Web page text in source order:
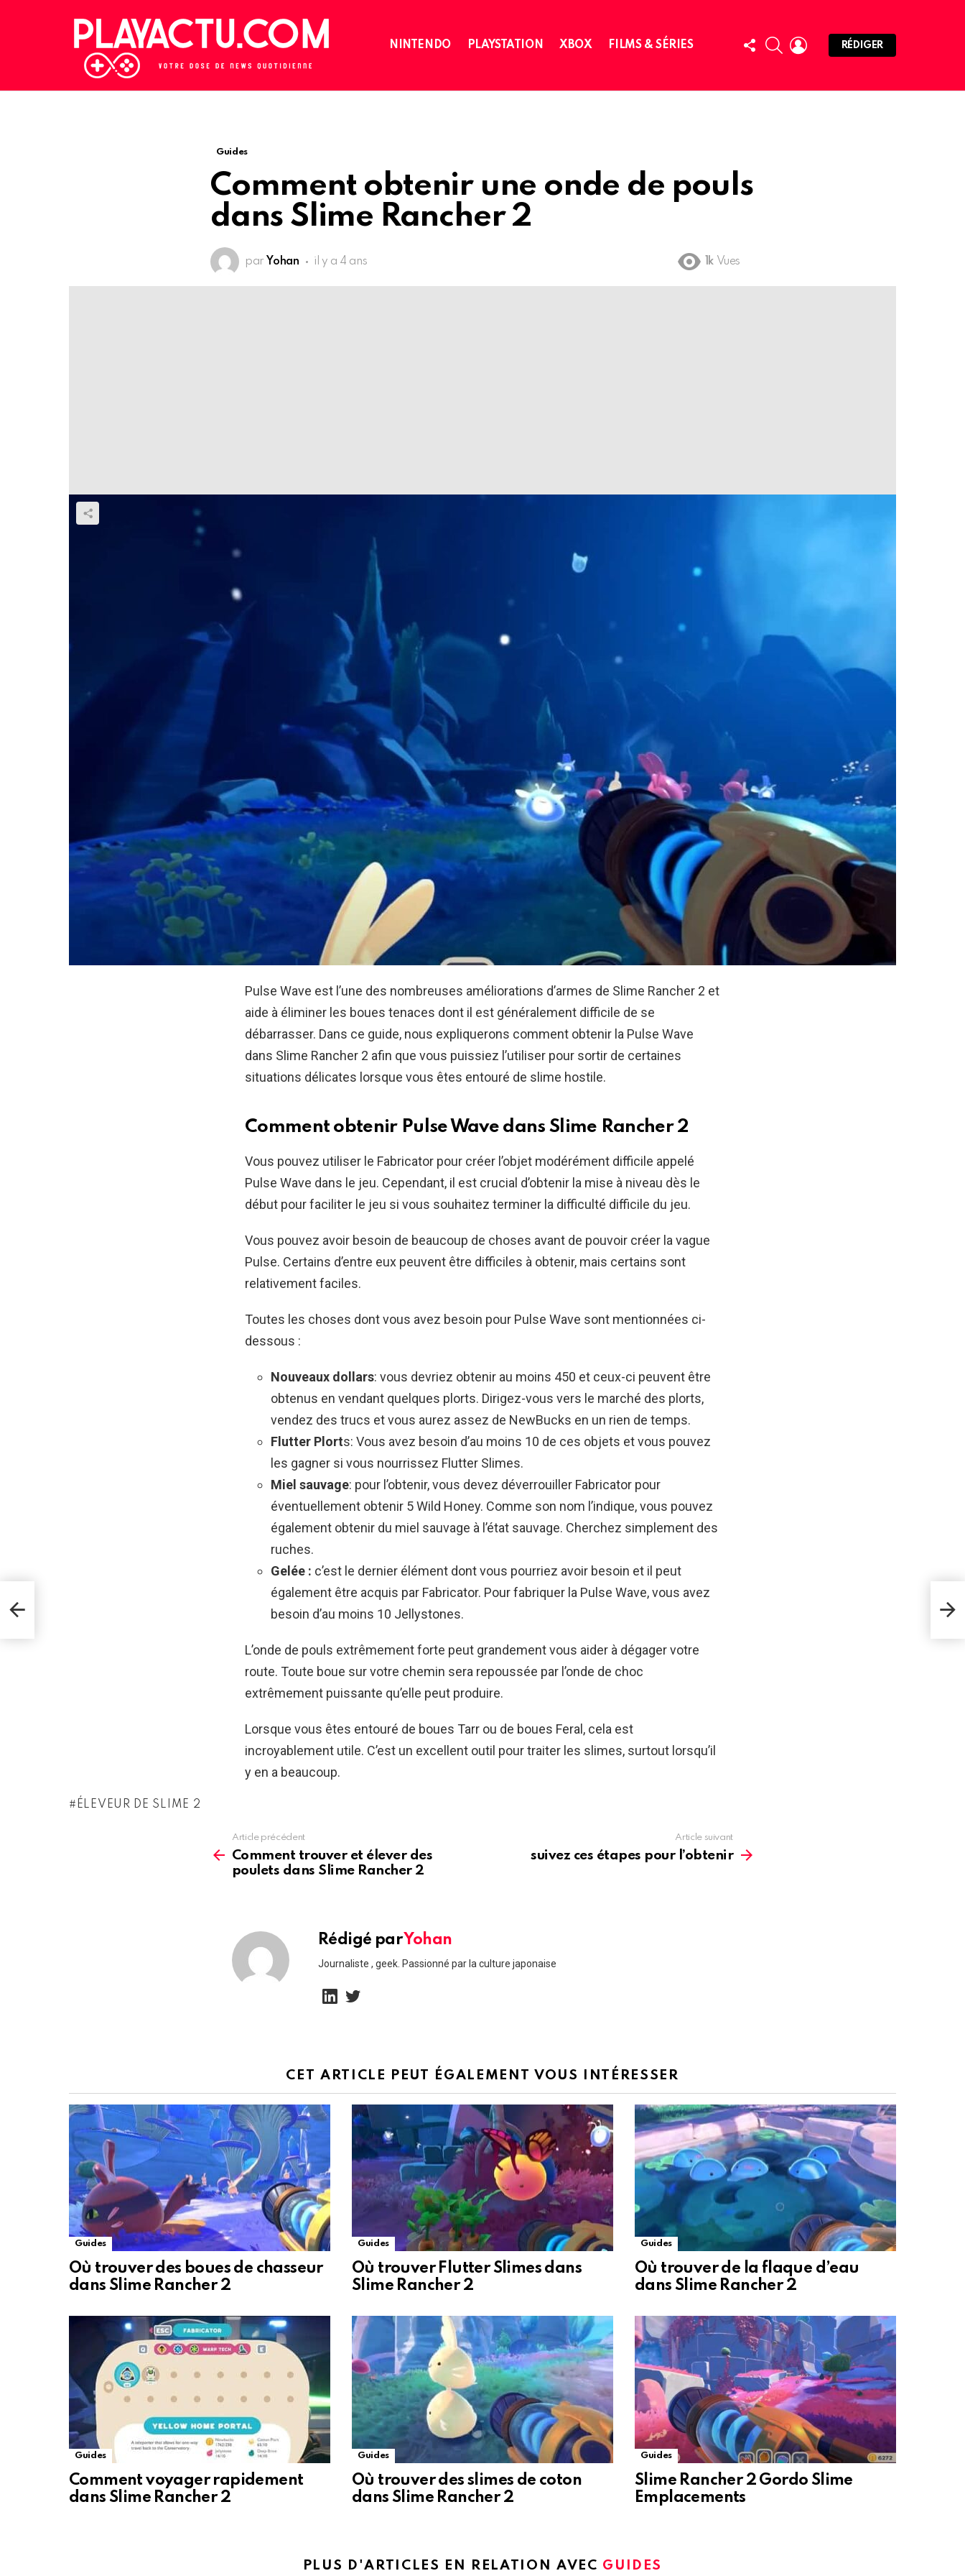
NINTENDO PLAYSTATION XBOX FILMS & SÉRIES
FOLLOW
US
SEARCHLOGIN
RÉDIGER
Guides
Comment obtenir une onde de pouls
dans Slime Rancher 2
par Yohan il y a 4 ans 1k Vues
Pulse Wave est l’une des nombreuses améliorations d’armes de Slime Rancher 2 et
aide à éliminer les boues tenaces dont il est généralement difficile de se
débarrasser. Dans ce guide, nous expliquerons comment obtenir la Pulse Wave
dans Slime Rancher 2 afin que vous puissiez l’utiliser pour sortir de certaines
situations délicates lorsque vous êtes entouré de slime hostile.
Comment obtenir Pulse Wave dans Slime Rancher 2
Vous pouvez utiliser le Fabricator pour créer l’objet modérément difficile appelé
Pulse Wave dans le jeu. Cependant, il est crucial d’obtenir la mise à niveau dès le
début pour faciliter le jeu si vous souhaitez terminer la difficulté difficile du jeu.
Vous pouvez avoir besoin de beaucoup de choses avant de pouvoir créer la vague
Pulse. Certains d’entre eux peuvent être difficiles à obtenir, mais certains sont
relativement faciles.
Toutes les choses dont vous avez besoin pour Pulse Wave sont mentionnées ci-
dessous :
Nouveaux dollars: vous devriez obtenir au moins 450 et ceux-ci peuvent être
obtenus en vendant quelques plorts. Dirigez-vous vers le marché des plorts,
vendez des trucs et vous aurez assez de NewBucks en un rien de temps.
Flutter Plorts: Vous avez besoin d’au moins 10 de ces objets et vous pouvez
les gagner si vous nourrissez Flutter Slimes.
Miel sauvage: pour l’obtenir, vous devez déverrouiller Fabricator pour
éventuellement obtenir 5 Wild Honey. Comme son nom l’indique, vous pouvez
également obtenir du miel sauvage à l’état sauvage. Cherchez simplement des
ruches.
Gelée : c’est le dernier élément dont vous pourriez avoir besoin et il peut
également être acquis par Fabricator. Pour fabriquer la Pulse Wave, vous avez
besoin d’au moins 10 Jellystones.
L’onde de pouls extrêmement forte peut grandement vous aider à dégager votre
route. Toute boue sur votre chemin sera repoussée par l’onde de choc
extrêmement puissante qu’elle peut produire.
Lorsque vous êtes entouré de boues Tarr ou de boues Feral, cela est
incroyablement utile. C’est un excellent outil pour traiter les slimes, surtout lorsqu’il
y en a beaucoup.
ÉLEVEUR DE SLIME 2
more
Article précédent
Comment trouver et élever des
poulets dans Slime Rancher 2
Article suivant
suivez ces étapes pour l’obtenir
Rédigé parYohan
Journaliste , geek. Passionné par la culture japonaise
CET ARTICLE PEUT ÉGALEMENT VOUS INTÉRESSER
Guides
Où trouver des boues de chasseur
dans Slime Rancher 2
Guides
Où trouver Flutter Slimes dans
Slime Rancher 2
Guides
Où trouver de la flaque d’eau
dans Slime Rancher 2
Guides
Comment voyager rapidement
dans Slime Rancher 2
Guides
Où trouver des slimes de coton
dans Slime Rancher 2
Guides
Slime Rancher 2 Gordo Slime
Emplacements
PLUS D'ARTICLES EN RELATION AVEC GUIDES